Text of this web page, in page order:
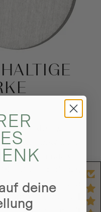
wir
umweltbewussten
Schmuck
Alle unsere
Europa hergestellt,
deine